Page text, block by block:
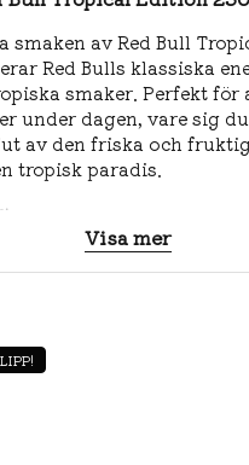
smaken av Red Bull
Red Bulls klassiska
smaker. Perfekt för
under dagen, vare sig
av den friska och
tropisk paradis.
Visa mer